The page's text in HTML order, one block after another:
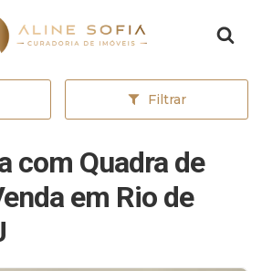
inicial
Filtrar
com Quadra de
em Rio de